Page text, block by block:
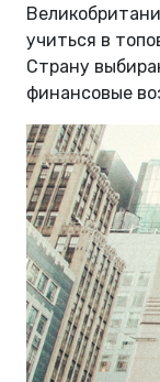
учиться в
Страну
финансовые